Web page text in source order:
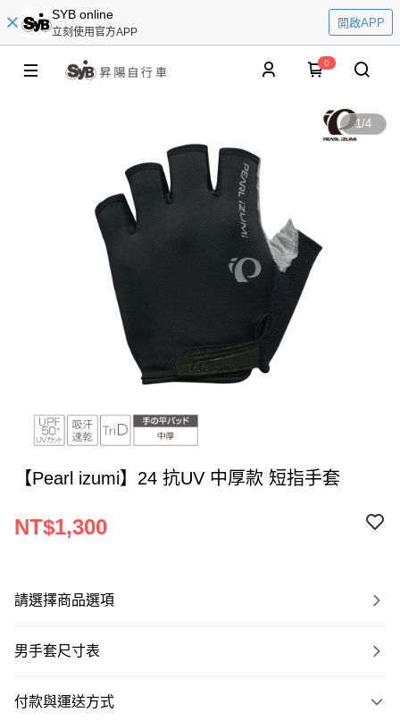
SYB online
立刻使用官方APP
開啟APP
0
1/4
【Pearl izumi】24 抗UV 中厚款 短指手套
NT$1,300
請選擇商品選項
男手套尺寸表
付款與運送方式